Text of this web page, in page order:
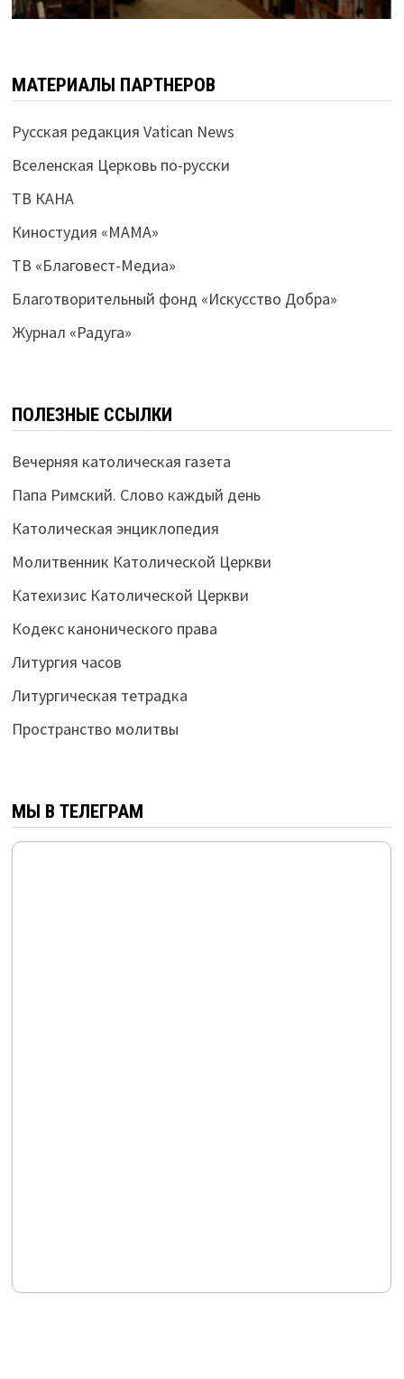
МАТЕРИАЛЫ ПАРТНЕРОВ
Русская редакция Vatican News
Вселенская Церковь по-русски
ТВ КАНА
Киностудия «МАМА»
ТВ «Благовест-Медиа»
Благотворительный фонд «Искусство Добра»
Журнал «Радуга»
ПОЛЕЗНЫЕ ССЫЛКИ
Вечерняя католическая газета
Папа Римский. Слово каждый день
Католическая энциклопедия
Молитвенник Католической Церкви
Катехизис Католической Церкви
Кодекс канонического права
Литургия часов
Литургическая тетрадка
Пространство молитвы
МЫ В ТЕЛЕГРАМ